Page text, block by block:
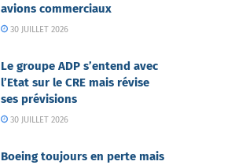
avions commerciaux
30 JUILLET 2026
Le groupe ADP s’entend avec
l’Etat sur le CRE mais révise
ses prévisions
30 JUILLET 2026
Boeing toujours en perte mais